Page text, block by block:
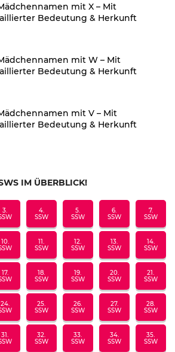
mit X – Mit
Bedeutung & Herkunft
mit W – Mit
Bedeutung & Herkunft
mit V – Mit
Bedeutung & Herkunft
IM ÜBERBLICK!
3.
4.
SSW
5.
SSW
6.
SSW
7.
SSW
10.
11.
SSW
12.
SSW
13.
SSW
14.
SSW
17.
18.
SSW
19.
SSW
20.
SSW
21.
SSW
24.
25.
SSW
26.
SSW
27.
SSW
28.
SSW
31.
32.
SSW
33.
SSW
34.
SSW
35.
SSW